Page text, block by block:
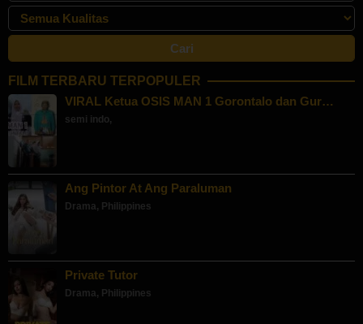
FILM TERBARU TERPOPULER
VIRAL Ketua OSIS MAN 1 Gorontalo dan Gur…
semi indo,
Ang Pintor At Ang Paraluman
Drama, Philippines
Private Tutor
Drama, Philippines